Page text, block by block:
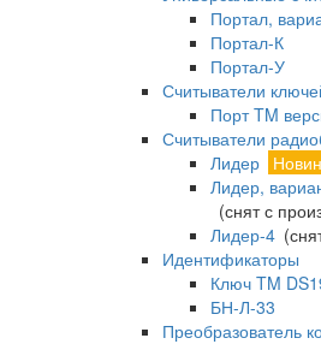
Портал,
Портал-К
Портал-У
Считыватели
Порт TM
Считыватели
Лидер
Лидер,
(снят с
Лидер-4
Идентификаторы
Ключ TM
БН-Л-33
Преобразователь